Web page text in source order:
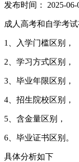
发布时间： 2025-
成人高考和自学考
1、入学门槛区别，
2、学习方式区别，
3、毕业年限区别，
4、招生院校区别，
5、含金量区别，
6、毕业证书区别。
具体分析如下